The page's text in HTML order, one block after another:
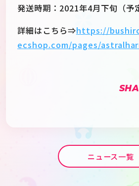
発送時期：2021年4月下旬（予
詳細はこちら⇒https://
ecshop.com/pages/
ニュース一覧